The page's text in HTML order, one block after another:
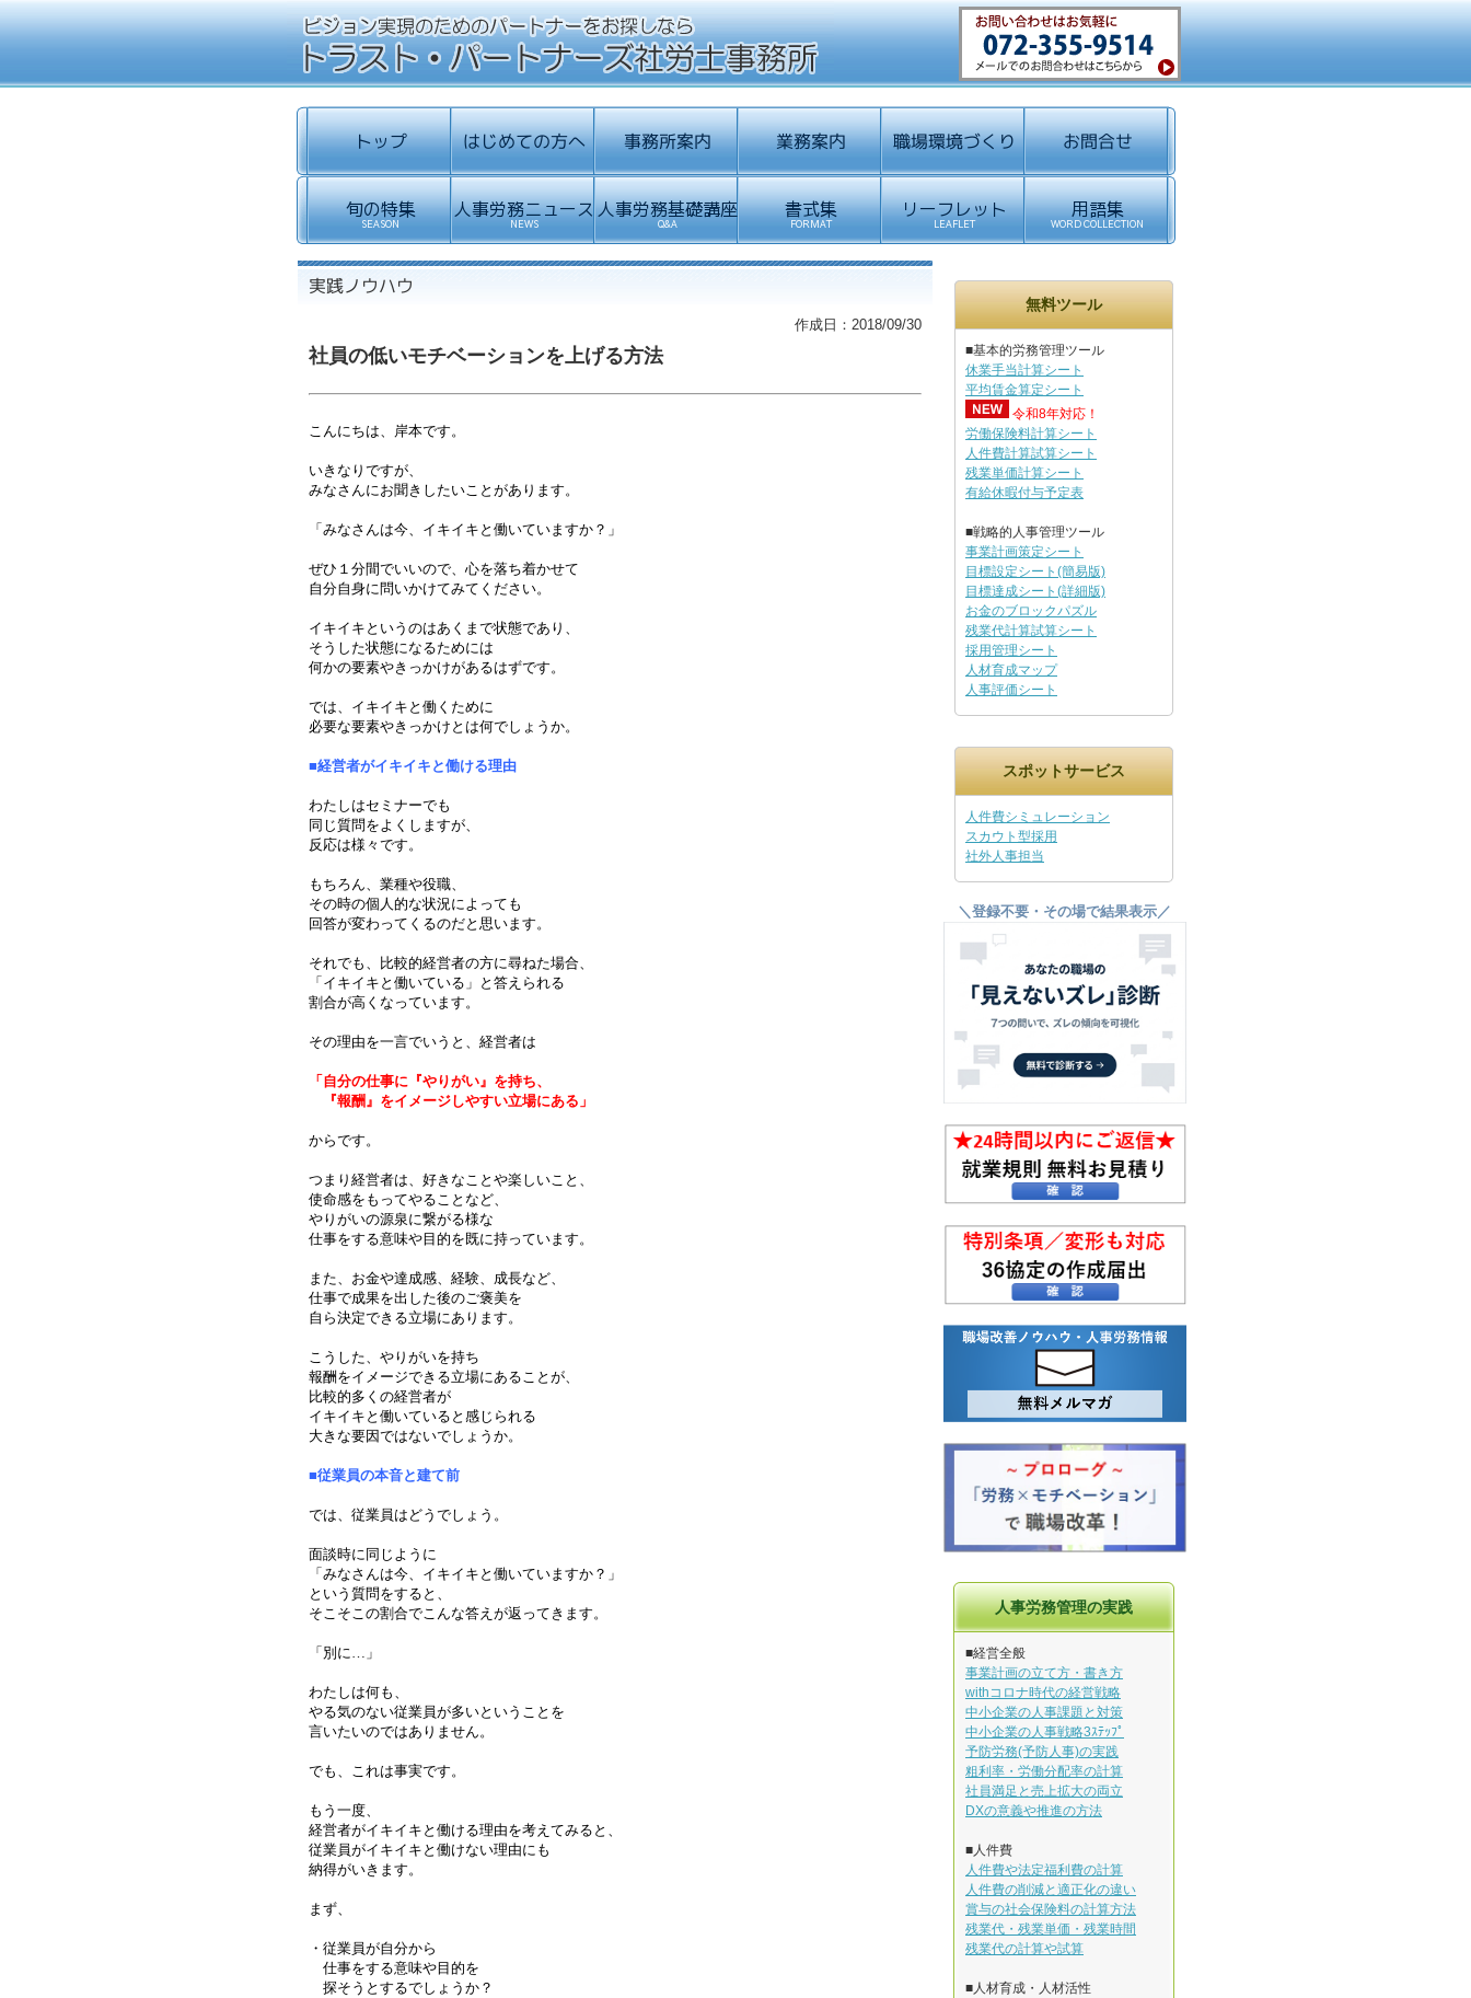
作成日：2018/09/30
社員の低いモチベーションを上げる方法
こんにちは、岸本です。
いきなりですが、
みなさんにお聞きしたいことがあります。
「みなさんは今、イキイキと働いていますか？」
ぜひ１分間でいいので、心を落ち着かせて
自分自身に問いかけてみてください。
イキイキというのはあくまで状態であり、
そうした状態になるためには
何かの要素やきっかけがあるはずです。
では、イキイキと働くために
必要な要素やきっかけとは何でしょうか。
■経営者がイキイキと働ける理由
わたしはセミナーでも
同じ質問をよくしますが、
反応は様々です。
もちろん、業種や役職、
その時の個人的な状況によっても
回答が変わってくるのだと思います。
それでも、比較的経営者の方に尋ねた場合、
「イキイキと働いている」と答えられる
割合が高くなっています。
その理由を一言でいうと、経営者は
「自分の仕事に『やりがい』を持ち、
『報酬』をイメージしやすい立場にある」
からです。
つまり経営者は、好きなことや楽しいこと、
使命感をもってやることなど、
やりがいの源泉に繋がる様な
仕事をする意味や目的を既に持っています。
また、お金や達成感、経験、成長など、
仕事で成果を出した後のご褒美を
自ら決定できる立場にあります。
こうした、やりがいを持ち
報酬をイメージできる立場にあることが、
比較的多くの経営者が
イキイキと働いていると感じられる
大きな要因ではないでしょうか。
■従業員の本音と建て前
では、従業員はどうでしょう。
面談時に同じように
「みなさんは今、イキイキと働いていますか？」
という質問をすると、
そこそこの割合でこんな答えが返ってきます。
「別に…」
わたしは何も、
やる気のない従業員が多いということを
言いたいのではありません。
でも、これは事実です。
もう一度、
経営者がイキイキと働ける理由を考えてみると、
従業員がイキイキと働けない理由にも
納得がいきます。
まず、
・従業員が自分から
仕事をする意味や目的を
探そうとするでしょうか？
無料ツール
■基本的労務管理ツール
休業手当計算シート
平均賃金算定シート
令和8年対応！
労働保険料計算シート
人件費計算試算シート
残業単価計算シート
有給休暇付与予定表
■戦略的人事管理ツール
事業計画策定シート
目標設定シート(簡易版)
目標達成シート(詳細版)
お金のブロックパズル
残業代計算試算シート
採用管理シート
人材育成マップ
人事評価シート
スポットサービス
人件費シミュレーション
スカウト型採用
社外人事担当
＼登録不要・その場で結果表示／
人事労務管理の実践
■経営全般
事業計画の立て方・書き方
withコロナ時代の経営戦略
中小企業の人事課題と対策
中小企業の人事戦略3ｽﾃｯﾌﾟ
予防労務(予防人事)の実践
粗利率・労働分配率の計算
社員満足と売上拡大の両立
DXの意義や推進の方法
■人件費
人件費や法定福利費の計算
人件費の削減と適正化の違い
賞与の社会保険料の計算方法
残業代・残業単価・残業時間
残業代の計算や試算
■人材育成・人材活性